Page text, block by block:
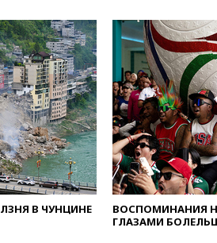
В ЧУНЦИНЕ
ВОСПОМИНАНИЯ
ГЛАЗАМИ